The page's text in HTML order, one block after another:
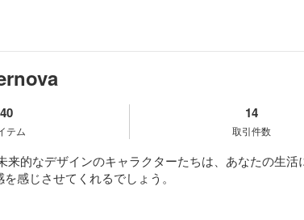
40
テム
14
取引件数
来的なデザインのキャラクターたちは、あなたの生活
感じさせてくれるでしょう。